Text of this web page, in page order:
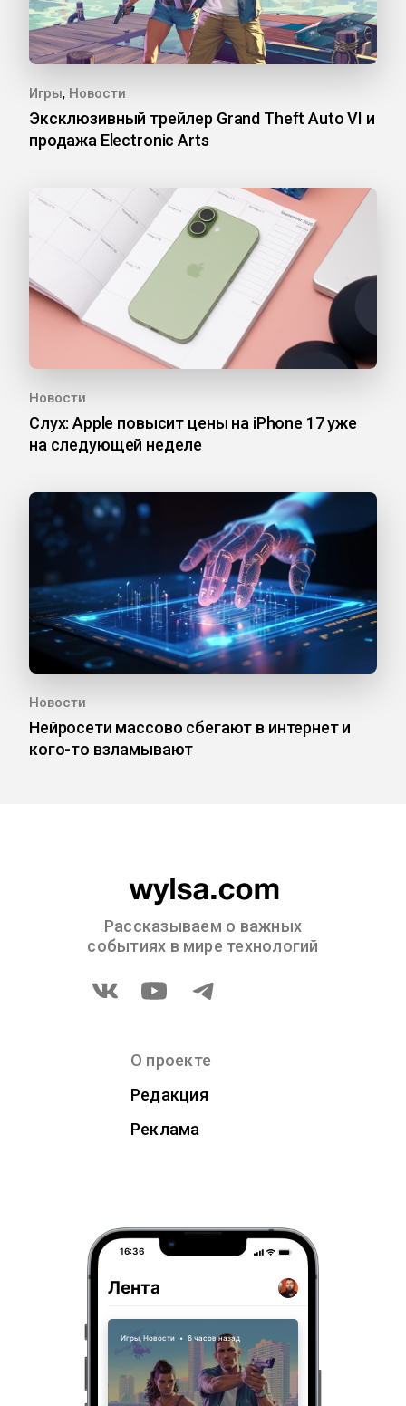
Игры, Новости
Эксклюзивный трейлер Grand Theft Auto VI и
продажа Electronic Arts
Новости
Слух: Apple повысит цены на iPhone 17 уже
на следующей неделе
Новости
Нейросети массово сбегают в интернет и
кого-то взламывают
Рассказываем о важных
событиях в мире технологий
О проекте
Редакция
Реклама
16:36
Лента
Игры, Новости • 6 часов назад